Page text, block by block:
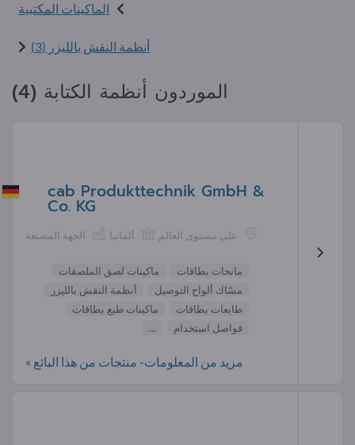
الماكينات المكتبية
أنظمة النقش بالليزر (3)
الموردون أنظمة الكتابة (4)
cab Produkttechnik GmbH &
Co. KG
الجهة المصنعة ألمانيا على مستوى العالم
مانحات بطاقات
ماكينات لصق الملصقات
مسّاك ألواح التوصيل
أنظمة النقش بالليزر
طابعات بطاقات
ماكينات طبع بطاقات
فواصل استخدام
...
مزيد من المعلومات- منتجات من هذا البائع »